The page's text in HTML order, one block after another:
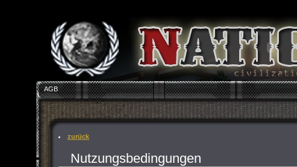
AGB
zurück
Nutzungsbedingungen